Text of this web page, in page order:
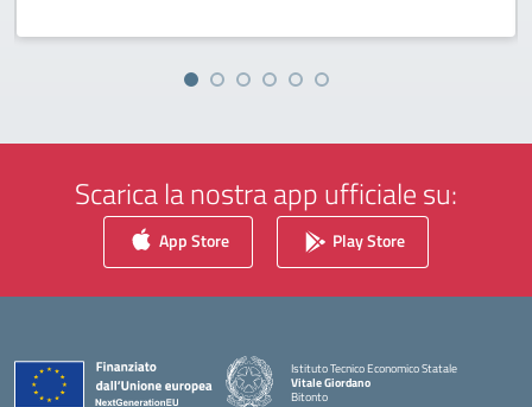
Scarica la nostra app ufficiale su:
App Store Play Store
Istituto Tecnico Economico Statale
Vitale Giordano
Bitonto